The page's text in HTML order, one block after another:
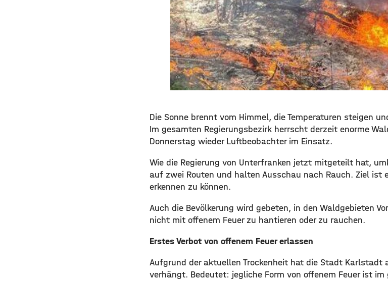
​​Die Sonne brennt vom Himmel, die Temperaturen steigen
Im gesamten Regierungsbezirk herrscht derzeit enorme
Donnerstag wieder Luftbeobachter im Einsatz.
​Wie die Regierung von Unterfranken jetzt mitgeteilt hat,
auf zwei Routen und halten Ausschau nach Rauch. Ziel ist
erkennen zu können.
​Auch die Bevölkerung wird gebeten, in den Waldgebieten
nicht mit offenem Feuer zu hantieren oder zu rauchen.​
Erstes Verbot von offenem Feuer erlassen
Aufgrund der aktuellen Trockenheit hat die Stadt Karlstadt
verhängt. Bedeutet: jegliche Form von offenem Feuer ist